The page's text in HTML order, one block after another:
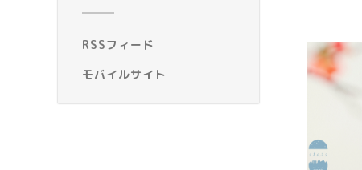
RSSフィード
モバイルサイト